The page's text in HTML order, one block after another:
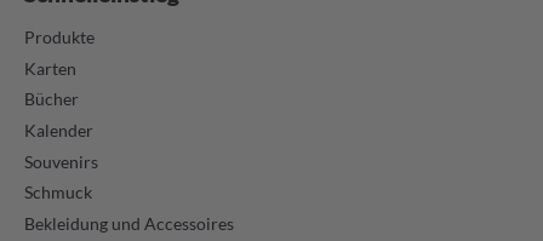
Produkte
Karten
Bücher
Kalender
Souvenirs
Schmuck
Bekleidung und Accessoires